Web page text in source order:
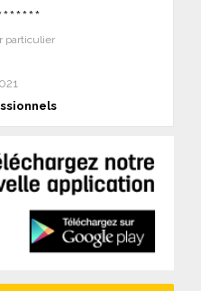
particulier